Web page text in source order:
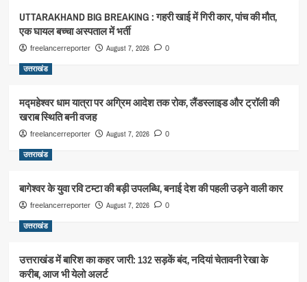
UTTARAKHAND BIG BREAKING : गहरी खाई में गिरी कार, पांच की मौत,
एक घायल बच्चा अस्पताल में भर्ती
freelancerreporter August 7, 2026 0
उत्तराखंड
मद्महेश्वर धाम यात्रा पर अग्रिम आदेश तक रोक, लैंडस्लाइड और ट्रॉली की
खराब स्थिति बनी वजह
freelancerreporter August 7, 2026 0
उत्तराखंड
बागेश्वर के युवा रवि टम्टा की बड़ी उपलब्धि, बनाई देश की पहली उड़ने वाली कार
freelancerreporter August 7, 2026 0
उत्तराखंड
उत्तराखंड में बारिश का कहर जारी: 132 सड़कें बंद, नदियां चेतावनी रेखा के
करीब, आज भी येलो अलर्ट